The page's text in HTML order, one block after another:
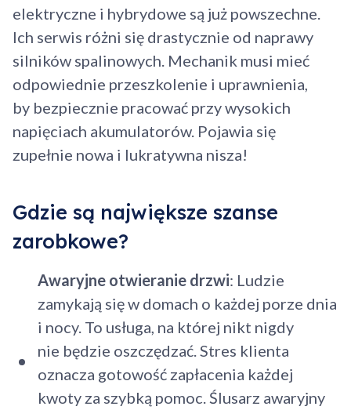
elektryczne i hybrydowe są już powszechne.
Ich serwis różni się drastycznie od naprawy
silników spalinowych. Mechanik musi mieć
odpowiednie przeszkolenie i uprawnienia,
by bezpiecznie pracować przy wysokich
napięciach akumulatorów. Pojawia się
zupełnie nowa i lukratywna nisza!
Gdzie są największe szanse
zarobkowe?
Awaryjne otwieranie drzwi: Ludzie
zamykają się w domach o każdej porze dnia
i nocy. To usługa, na której nikt nigdy
nie będzie oszczędzać. Stres klienta
oznacza gotowość zapłacenia każdej
kwoty za szybką pomoc. Ślusarz awaryjny